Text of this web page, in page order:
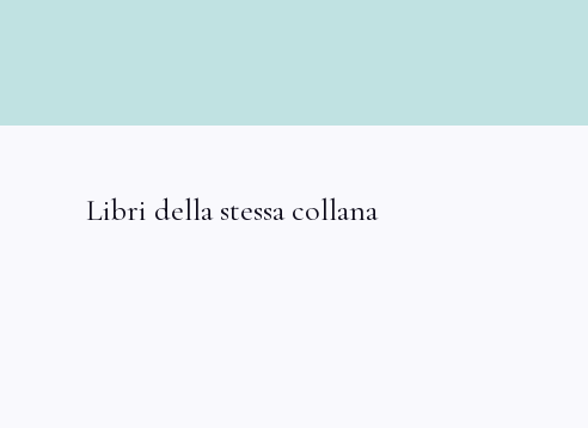
Libri della stessa collana